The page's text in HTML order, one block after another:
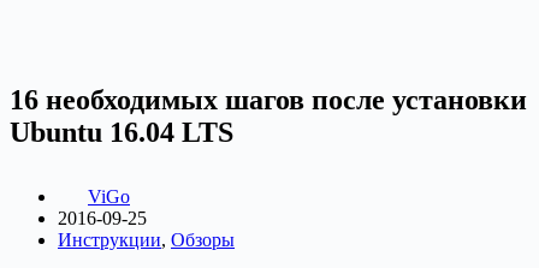
16 необходимых шагов после установки
Ubuntu 16.04 LTS
ViGo
2016-09-25
Инструкции, Обзоры